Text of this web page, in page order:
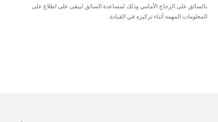
بالسائق على الزجاج الأمامي وذلك لمساعدة السائق ليبقى على اطلاع على
المعلومات المهمة أثناء تركيزه في القيادة.